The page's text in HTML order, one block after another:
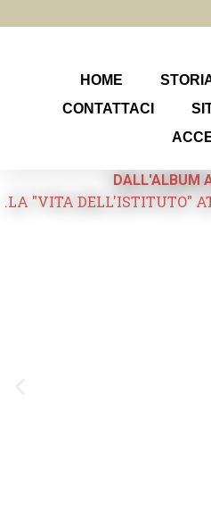
HOME
CONTATTACI
DALL'ALBUM
.LA "VITA DELL'ISTITUTO"